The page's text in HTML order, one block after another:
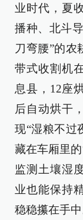
业时代，夏
播种、北斗
刀弯腰”的农
带式收割机
息县，12座
后自动烘干
现“湿粮不过
藏在车厢里
监测土壤湿
业也能保持
稳稳攥在手中